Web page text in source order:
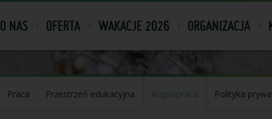
O NAS OFERTA WAKACJE 2026 ORGANIZACJA
Praca Przestrzeń edukacyjna Współpraca Polityka